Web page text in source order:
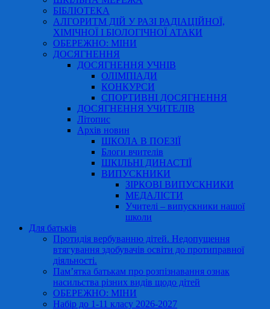
БІБЛІОТЕКА
АЛГОРИТМ ДІЙ У РАЗІ РАДІАЦІЙНОЇ,
ХІМІЧНОЇ І БІОЛОГІЧНОЇ АТАКИ
ОБЕРЕЖНО: МІНИ
ДОСЯГНЕННЯ
ДОСЯГНЕННЯ УЧНІВ
ОЛІМПІАДИ
КОНКУРСИ
СПОРТИВНІ ДОСЯГНЕННЯ
ДОСЯГНЕННЯ УЧИТЕЛІВ
Літопис
Архів новин
ШКОЛА В ПОЕЗІЇ
Блоги вчителів
ШКІЛЬНІ ДИНАСТІЇ
ВИПУСКНИКИ
ЗІРКОВІ ВИПУСКНИКИ
МЕДАЛІСТИ
Учителі – випускники нашої
школи
Для батьків
Протидія вербуванню дітей. Недопущення
втягування здобувачів освіти до протиправної
діяльності.
Пам’ятка батькам про розпізнавання ознак
насильства різних видів щодо дітей
ОБЕРЕЖНО: МІНИ
Набір до 1-11 класу 2026-2027